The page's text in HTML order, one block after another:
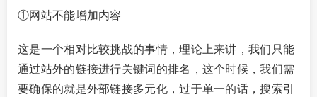
①网站不能增加内容
这是一个相对比较挑战的事情，理论上来讲，我们只能
通过站外的链接进行关键词的排名，这个时候，我们需
要确保的就是外部链接多元化，过于单一的话，搜索引